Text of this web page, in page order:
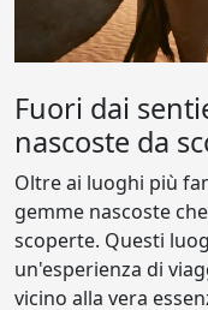
Fuori dai
nascoste da
Oltre ai luoghi più
gemme nascoste
scoperte. Questi
un'esperienza di
vicino alla vera